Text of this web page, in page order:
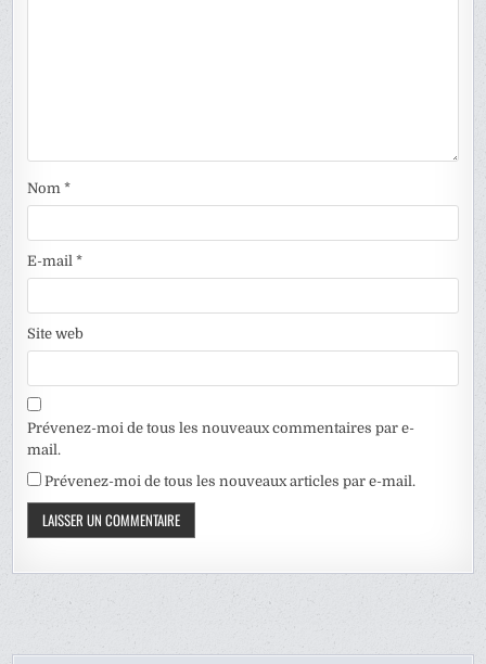
Nom*
E-mail*
Site web
Prévenez-moi de tous les nouveaux commentaires par e-
mail.
Prévenez-moi de tous les nouveaux articles par e-mail.